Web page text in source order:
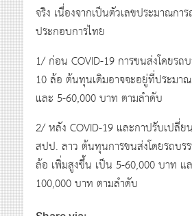
จริง เนื่องจากเป็นตัวเลขประมาณก
ประกอบการไทย
1/ ก่อน COVID-19 การขนส่งโดยร
10 ล้อ ต้นทุนเดิมอาจจะอยู่ที่ประมา
และ 5-60,000 บาท ตามลำดับ
2/ หลัง COVID-19 และกาปรับเปลี่
สปป. ลาว ต้นทุนการขนส่งโดยรถบ
ล้อ เพิ่มสูงขึ้น เป็น 5-60,000 บาท แ
100,000 บาท ตามลำดับ